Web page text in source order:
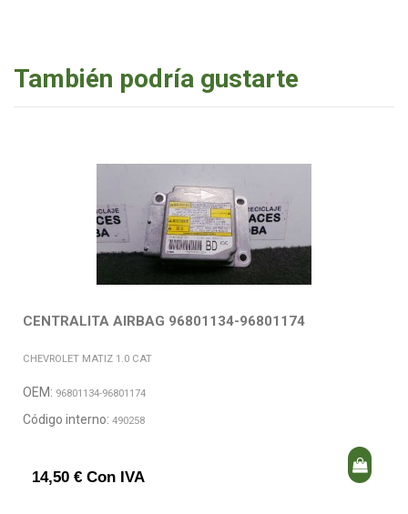
También podría gustarte
CENTRALITA AIRBAG 96801134-96801174
CHEVROLET MATIZ 1.0 CAT
OEM: 96801134-96801174
Código interno: 490258
14,50 € Con IVA